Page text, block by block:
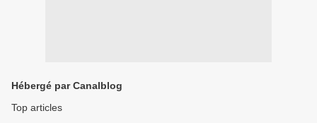
Hébergé par Canalblog
Top articles